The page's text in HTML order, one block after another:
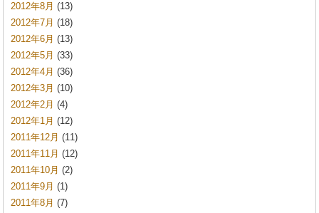
2012年8月 (13)
2012年7月 (18)
2012年6月 (13)
2012年5月 (33)
2012年4月 (36)
2012年3月 (10)
2012年2月 (4)
2012年1月 (12)
2011年12月 (11)
2011年11月 (12)
2011年10月 (2)
2011年9月 (1)
2011年8月 (7)